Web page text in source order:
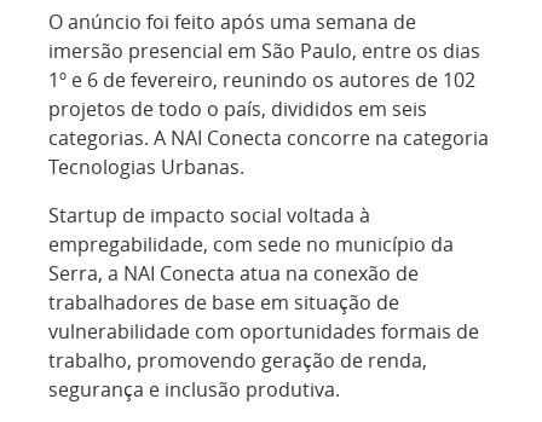
O anúncio foi feito após uma semana de
imersão presencial em São Paulo, entre os dias
1º e 6 de fevereiro, reunindo os autores de 102
projetos de todo o país, divididos em seis
categorias. A NAI Conecta concorre na categoria
Tecnologias Urbanas.
Startup de impacto social voltada à
empregabilidade, com sede no município da
Serra, a NAI Conecta atua na conexão de
trabalhadores de base em situação de
vulnerabilidade com oportunidades formais de
trabalho, promovendo geração de renda,
segurança e inclusão produtiva.